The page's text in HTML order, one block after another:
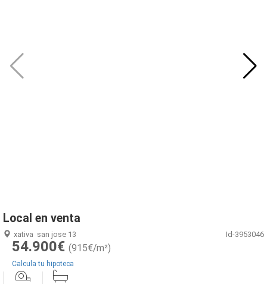
Local en venta
xativa san jose 13 Id-3953046
54.900€ (915€/m²)
Calcula tu hipoteca